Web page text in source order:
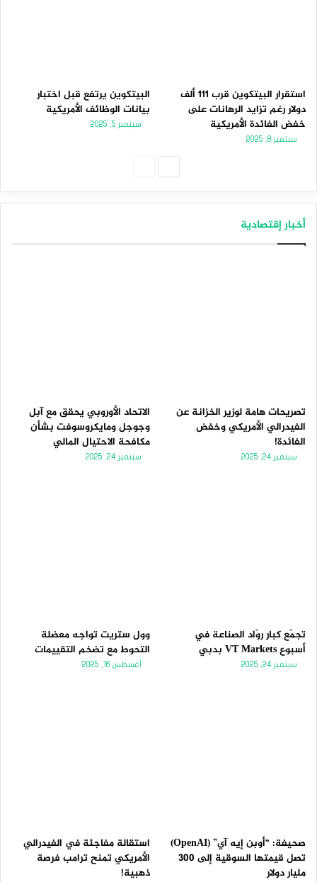
استقرار البيتكوين قرب 111 ألف
دولار رغم تزايد الرهانات على
خفض الفائدة الأمريكية
سبتمبر 8, 2025
البيتكوين يرتفع قبل اختبار
بيانات الوظائف الأمريكية
سبتمبر 5, 2025
أخبار إقتصادية
تصريحات هامة لوزير الخزانة عن
الفيدرالي الأمريكي وخفض
الفائدة!
سبتمبر 24, 2025
الاتحاد الأوروبي يحقق مع آبل
وجوجل ومايكروسوفت بشأن
مكافحة الاحتيال المالي
سبتمبر 24, 2025
تجمّع كبار روّاد الصناعة في
أسبوع VT Markets بدبي
سبتمبر 24, 2025
وول ستريت تواجه معضلة
التحوط مع تضخم التقييمات
أغسطس 16, 2025
صحيفة: “أوبن إيه آي” (OpenAI)
تصل قيمتها السوقية إلى 300
مليار دولار
استقالة مفاجئة في الفيدرالي
الأمريكي تمنح ترامب فرصة
ذهبية!